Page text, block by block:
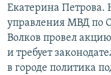
Екатерина Петрова.
управления МВД по
Волков провел
и требует
в городе политика